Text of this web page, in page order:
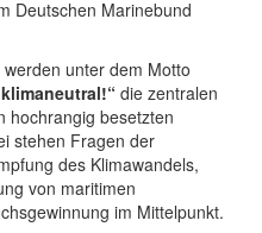
Deutschen Marinebund
unter dem Motto
die zentralen
hochrangig besetzten
stehen Fragen der
des Klimawandels,
von maritimen
im Mittelpunkt.